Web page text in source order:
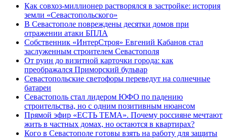
Как совхоз-миллионер растворялся в застройке: история
земли «Севастопольского»
В Севастополе повреждены десятки домов при
отражении атаки БПЛА
Собственник «ИнтерСтроя» Евгений Кабанов стал
заслуженным строителем Севастополя
От руин до визитной карточки города: как
преображался Приморский бульвар
Севастопольские светофоры переведут на солнечные
батареи
Севастополь стал лидером ЮФО по падению
строительства, но с одним позитивным нюансом
Прямой эфир «ЕСТЬ ТЕМА». Почему россияне мечтают
жить в частных домах, но остаются в квартирах?
Кого в Севастополе готовы взять на работу для защиты